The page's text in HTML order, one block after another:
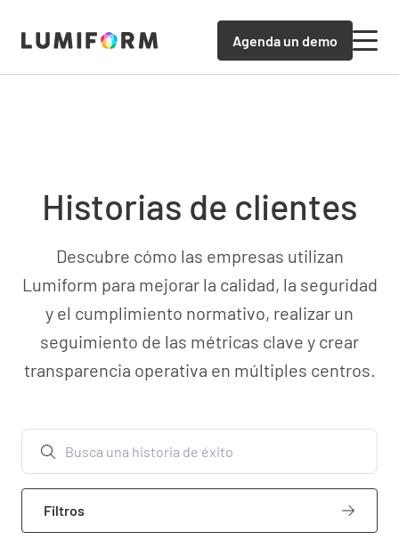
Agenda un demo
Historias de clientes
Descubre cómo las empresas utilizan
Lumiform para mejorar la calidad, la seguridad
y el cumplimiento normativo, realizar un
seguimiento de las métricas clave y crear
transparencia operativa en múltiples centros.
Filtros